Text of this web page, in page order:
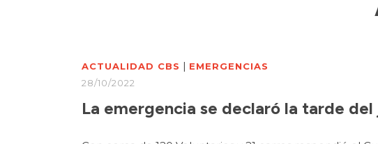
ACTUALIDAD CBS | EMERGENCIAS
28/10/2022
La emergencia se declaró la tarde